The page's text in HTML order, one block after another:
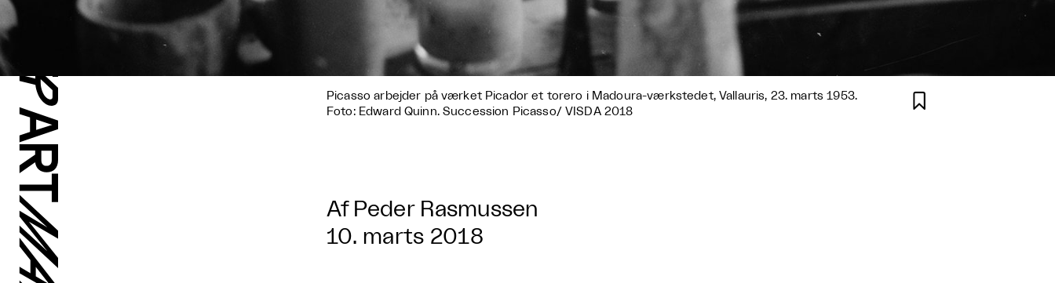
Picasso arbejder på værket Picador et torero i Madoura-værkstedet, Vallauris, 23. marts 1953.
Foto: Edward Quinn. Succession Picasso/ VISDA 2018

Af Peder Rasmussen
10. marts 2018